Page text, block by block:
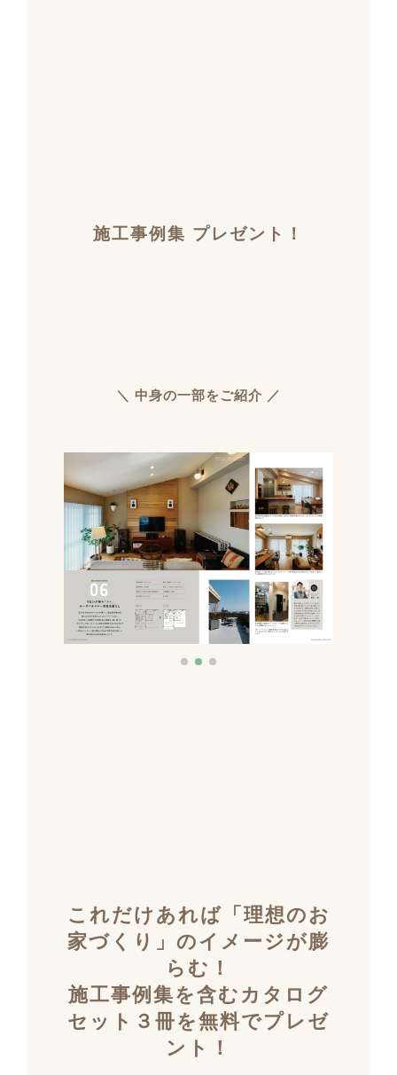
施工事例集 プレゼント！
＼ 中身の一部をご紹介 ／
これだけあれば「理想のお
家づくり」のイメージが膨
らむ！
施工事例集を含むカタログ
セット３冊を無料でプレゼ
ント！